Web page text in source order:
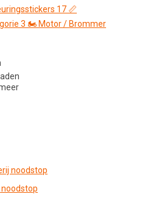
17 📏
3 🏍️ Motor / Brommer